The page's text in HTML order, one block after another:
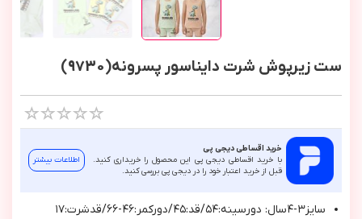
ست زیرپوش شرت دایناسور پسرونه(9730)
خرید اقساطی دیجی پی
با خرید اقساطی دیجی پی این محصول را خریداری کنید.
قبل از خرید اعتبار خود را در دیجی پی بررسی کنید.
اطلاعات بیشتر
سايز٣-٤سال: دورسينه:٥٤/قد:٤٥/دوركمر:٤٦-٦٦/قدشرت:١٧